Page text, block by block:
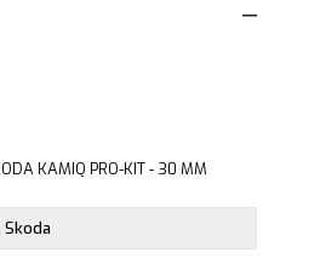
KAMIQ PRO-KIT - 30 MM
Skoda